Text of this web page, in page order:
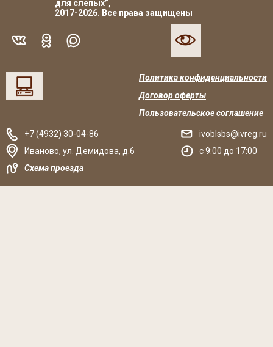
для слепых”,
2017-2026. Все права защищены
Политика конфиденциальности
Договор оферты
Пользовательское соглашение
+7 (4932) 30-04-86
Иваново, ул. Демидова, д.6
Схема проезда
ivoblsbs@ivreg.ru
c 9:00 до 17:00